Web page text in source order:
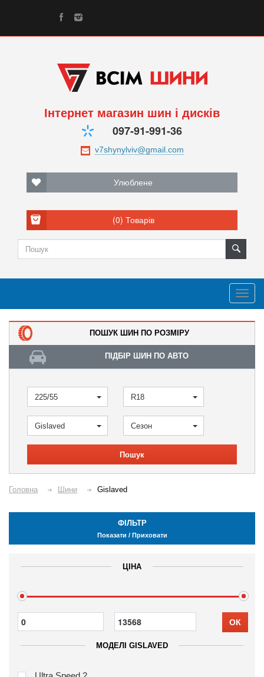
Інтернет магазин шин і дисків
097-91-991-36
Улюблене
(0) Товарів
ПОШУК ШИН ПО РОЗМІРУ
ПІДБІР ШИН ПО АВТО
225/55 R18
Gislaved Сезон
Пошук
Головна Шини Gislaved
ФІЛЬТР
Показати / Приховати
ЦІНА
ОК
МОДЕЛІ GISLAVED